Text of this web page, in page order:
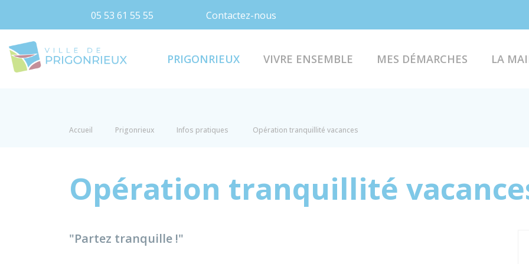
05 53 61 55 55 Contactez-nous
PRIGONRIEUX VIVRE ENSEMBLE MES DÉMARCHES LA
Accueil Prigonrieux Infos pratiques Opération tranquillité vacances
Opération tranquillité
"Partez tranquille !"